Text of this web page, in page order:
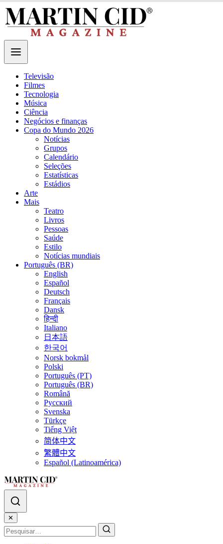
Televisão
Filmes
Tecnologia
Música
Ciência
Negócios e finanças
Copa do Mundo 2026
Notícias
Grupos
Calendário
Seleções
Estatísticas
Estádios
Arte
Mais
Teatro
Livros
Pessoas
Saúde
Estilo
Notícias mundiais
Português (BR)
English
Español
Deutsch
Français
Dansk
हिन्दी
Italiano
日本語
한국어
Norsk bokmål
Polski
Português (PT)
Português (BR)
Română
Русский
Svenska
Türkçe
Tiếng Việt
简体中文
繁體中文
Español (Latinoamérica)
✕